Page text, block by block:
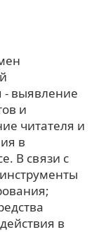
- выявление
и
читателя и
в
В связи с
в